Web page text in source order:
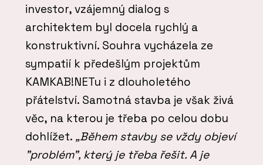
investor, vzájemný dialog s
architektem byl docela rychlý a
konstruktivní. Souhra vycházela ze
sympatií k předešlým projektům
KAMKAB!NETu i z dlouholetého
přátelství. Samotná stavba je však živá
věc, na kterou je třeba po celou dobu
dohlížet. „Během stavby se vždy objeví
"problém", který je třeba řešit. A je